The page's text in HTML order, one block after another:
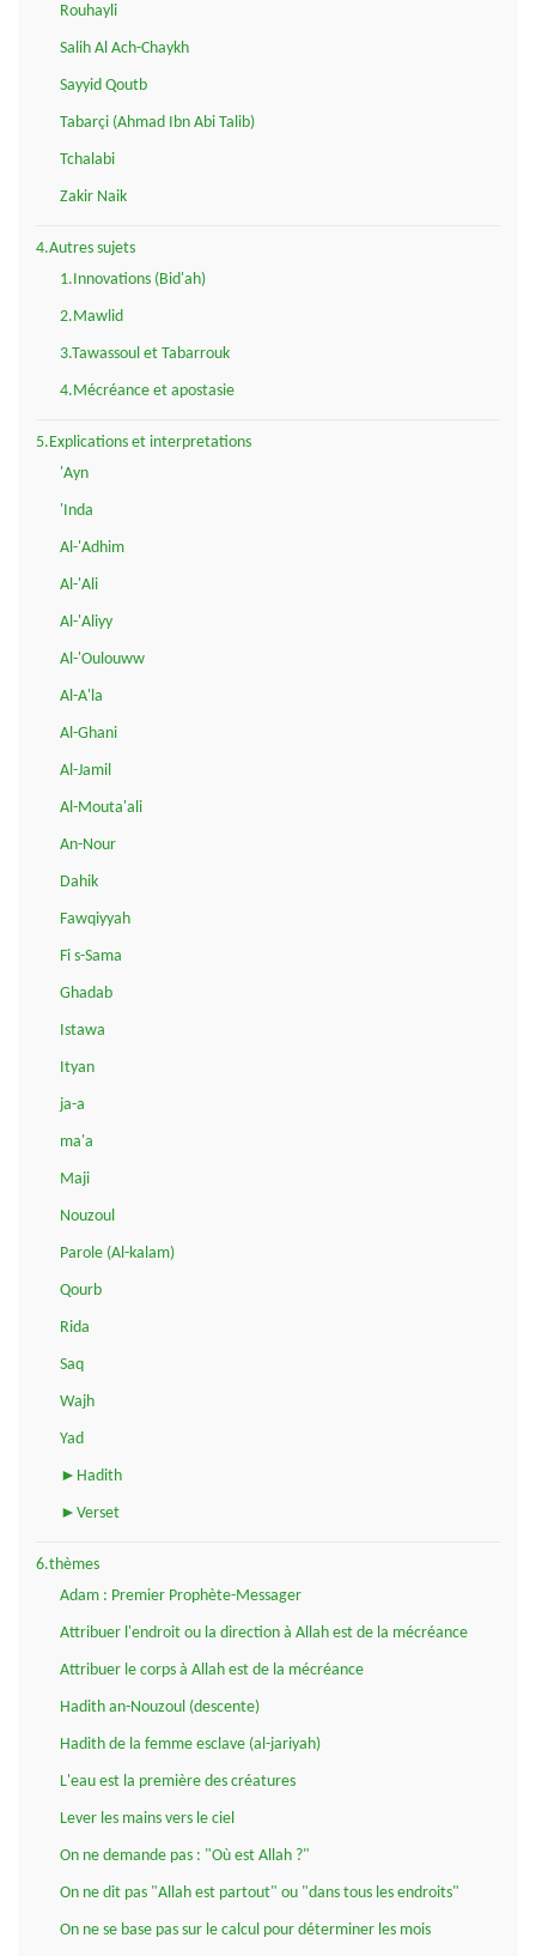
Rouhayli
Salih Al Ach-Chaykh
Sayyid Qoutb
Tabarçi (Ahmad Ibn Abi Talib)
Tchalabi
Zakir Naik
4.Autres sujets
1.Innovations (Bid'ah)
2.Mawlid
3.Tawassoul et Tabarrouk
4.Mécréance et apostasie
5.Explications et interpretations
'Ayn
'Inda
Al-'Adhim
Al-'Ali
Al-'Aliyy
Al-'Oulouww
Al-A'la
Al-Ghani
Al-Jamil
Al-Mouta'ali
An-Nour
Dahik
Fawqiyyah
Fi s-Sama
Ghadab
Istawa
Ityan
ja-a
ma'a
Maji
Nouzoul
Parole (Al-kalam)
Qourb
Rida
Saq
Wajh
Yad
►Hadith
►Verset
6.thèmes
Adam : Premier Prophète-Messager
Attribuer l'endroit ou la direction à Allah est de la mécréance
Attribuer le corps à Allah est de la mécréance
Hadith an-Nouzoul (descente)
Hadith de la femme esclave (al-jariyah)
L'eau est la première des créatures
Lever les mains vers le ciel
On ne demande pas : "Où est Allah ?"
On ne dit pas "Allah est partout" ou "dans tous les endroits"
On ne se base pas sur le calcul pour déterminer les mois